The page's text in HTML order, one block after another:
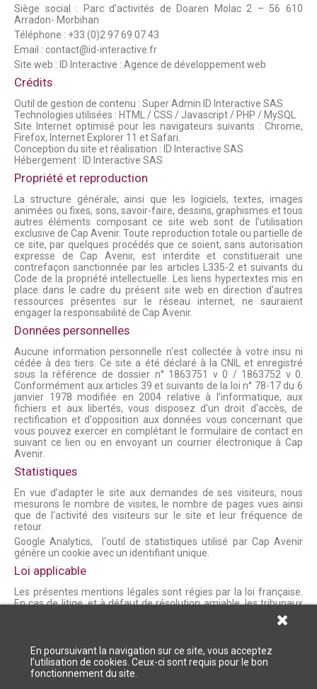
En poursuivant la navigation sur ce site, vous acceptez
l’utilisation de cookies. Ceux-ci sont requis pour le bon
fonctionnement du site.
Siège social : Parc d’activités de Doaren Molac 2 – 56 610
Arradon- Morbihan
Téléphone : +33 (0)2 97 69 07 43
Email : contact@id-interactive.fr
Site web : ID Interactive : Agence de développement web
Crédits
Outil de gestion de contenu : Super Admin ID Interactive SAS
Technologies utilisées : HTML / CSS / Javascript / PHP / MySQL
Site Internet optimisé pour les navigateurs suivants : Chrome,
Firefox, Internet Explorer 11 et Safari.
Conception du site et réalisation : ID Interactive SAS
Hébergement : ID Interactive SAS
Propriété et reproduction
La structure générale, ainsi que les logiciels, textes, images
animées ou fixes, sons, savoir-faire, dessins, graphismes et tous
autres éléments composant ce site web sont de l'utilisation
exclusive de Cap Avenir. Toute reproduction totale ou partielle de
ce site, par quelques procédés que ce soient, sans autorisation
expresse de Cap Avenir, est interdite et constituerait une
contrefaçon sanctionnée par les articles L335-2 et suivants du
Code de la propriété intellectuelle. Les liens hypertextes mis en
place dans le cadre du présent site web en direction d'autres
ressources présentes sur le réseau internet, ne sauraient
engager la responsabilité de Cap Avenir.
Données personnelles
Aucune information personnelle n'est collectée à votre insu ni
cédée à des tiers. Ce site a été déclaré à la CNIL et enregistré
sous la référence de dossier n° 1863751 v 0 / 1863752 v 0.
Conformément aux articles 39 et suivants de la loi n° 78-17 du 6
janvier 1978 modifiée en 2004 relative à l’informatique, aux
fichiers et aux libertés, vous disposez d'un droit d'accès, de
rectification et d'opposition aux données vous concernant que
vous pouvez exercer en complétant le formulaire de contact en
suivant ce lien ou en envoyant un courrier électronique à Cap
Avenir.
Statistiques
En vue d’adapter le site aux demandes de ses visiteurs, nous
mesurons le nombre de visites, le nombre de pages vues ainsi
que de l'activité des visiteurs sur le site et leur fréquence de
retour.
Google Analytics, l'outil de statistiques utilisé par Cap Avenir
génère un cookie avec un identifiant unique.
Loi applicable
Les présentes mentions légales sont régies par la loi française.
En cas de litige, et à défaut de résolution amiable, les tribunaux
Mentions légales